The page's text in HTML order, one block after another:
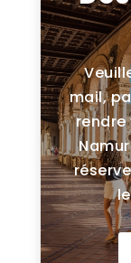
mail,
rendre